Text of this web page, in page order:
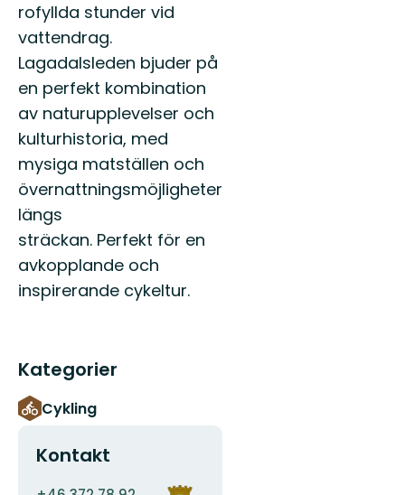
rofyllda stunder vid
vattendrag.
Lagadalsleden bjuder på
en perfekt kombination
av naturupplevelser och
kulturhistoria, med
mysiga matställen och
övernattningsmöjligheter
längs
sträckan. Perfekt för en
avkopplande och
inspirerande cykeltur.
Kategorier
Cykling
Kontakt